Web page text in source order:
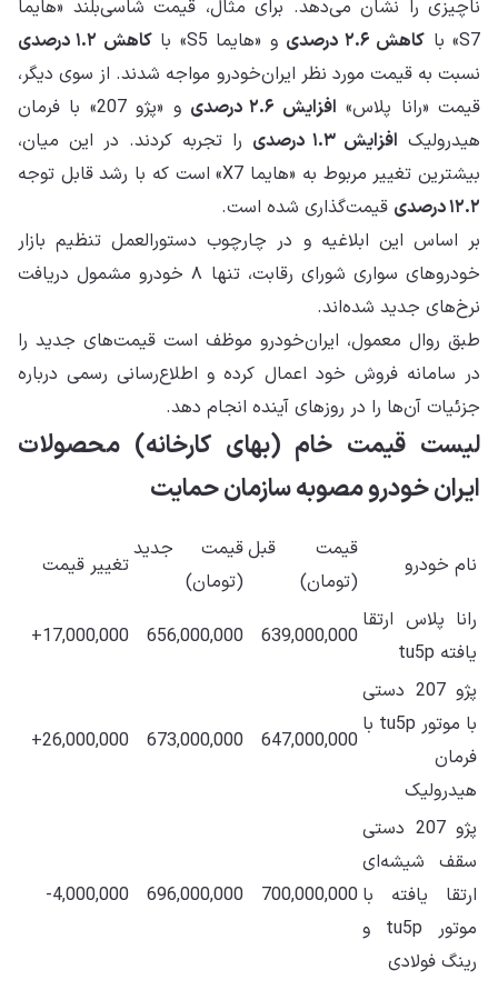
ناچیزی را نشان می‌دهد. برای مثال، قیمت شاسی‌بلند «هایما
S7» با
کاهش ۲.۶ درصدی و «هایما S5» با
کاهش ۱.۲ درصدی
نسبت به قیمت مورد نظر ایران‌خودرو مواجه شدند. از سوی دیگر،
قیمت «رانا پلاس» افزایش ۲.۶ درصدی
و «پژو 207» با فرمان
هیدرولیک افزایش ۱.۳ درصدی
را تجربه کردند. در این میان،
بیشترین تغییر مربوط به «هایما X7» است که با رشد قابل توجه
۱۲.۲ درصدی
قیمت‌گذاری شده است.
بر اساس این ابلاغیه و در چارچوب دستورالعمل تنظیم بازار
خودروهای سواری شورای رقابت، تنها ۸ خودرو مشمول دریافت
نرخ‌های جدید شده‌اند.
طبق روال معمول، ایران‌خودرو موظف است قیمت‌های جدید را
در سامانه فروش خود اعمال کرده و اطلاع‌رسانی رسمی درباره
جزئیات آن‌ها را در روزهای آینده انجام دهد.
لیست قیمت خام (بهای کارخانه) محصولات
ایران خودرو مصوبه سازمان حمایت
نام خودرو
قیمت قبل
(تومان)
قیمت جدید
(تومان)
تغییر قیمت
رانا پلاس ارتقا
یافته tu5p
639,000,000
656,000,000
17,000,000+
پژو 207 دستی
با موتور tu5p با
فرمان
هیدرولیک
647,000,000
673,000,000
26,000,000+
پژو 207 دستی
سقف شیشه‌ای
ارتقا یافته با
موتور tu5p و
رینگ فولادی
700,000,000
696,000,000
4,000,000-